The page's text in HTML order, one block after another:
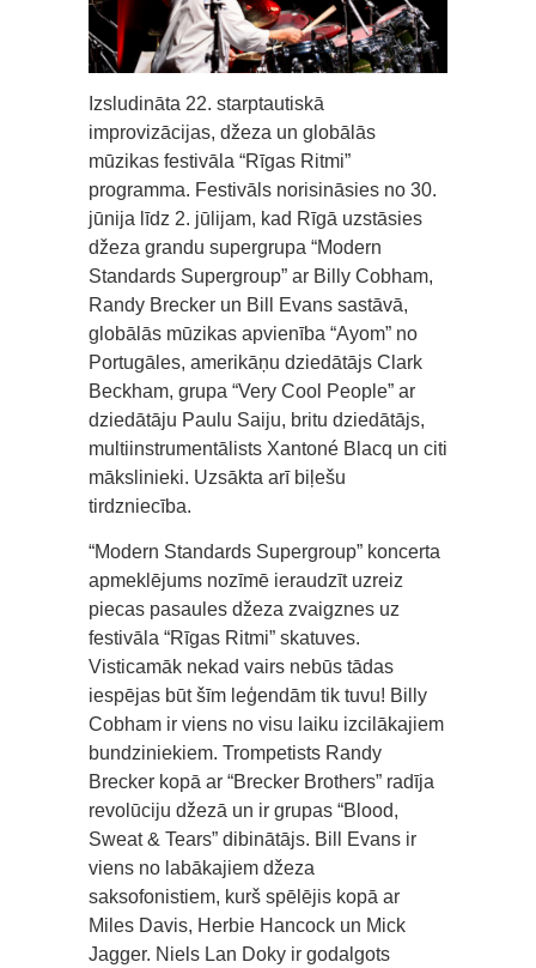
Izsludināta 22. starptautiskā
improvizācijas, džeza un globālās
mūzikas festivāla “Rīgas Ritmi”
programma. Festivāls norisināsies no 30.
jūnija līdz 2. jūlijam, kad Rīgā uzstāsies
džeza grandu supergrupa “Modern
Standards Supergroup” ar Billy Cobham,
Randy Brecker un Bill Evans sastāvā,
globālās mūzikas apvienība “Ayom” no
Portugāles, amerikāņu dziedātājs Clark
Beckham, grupa “Very Cool People” ar
dziedātāju Paulu Saiju, britu dziedātājs,
multiinstrumentālists Xantoné Blacq un citi
mākslinieki. Uzsākta arī biļešu
tirdzniecība.
“Modern Standards Supergroup” koncerta
apmeklējums nozīmē ieraudzīt uzreiz
piecas pasaules džeza zvaigznes uz
festivāla “Rīgas Ritmi” skatuves.
Visticamāk nekad vairs nebūs tādas
iespējas būt šīm leģendām tik tuvu! Billy
Cobham ir viens no visu laiku izcilākajiem
bundziniekiem. Trompetists Randy
Brecker kopā ar “Brecker Brothers” radīja
revolūciju džezā un ir grupas “Blood,
Sweat & Tears” dibinātājs. Bill Evans ir
viens no labākajiem džeza
saksofonistiem, kurš spēlējis kopā ar
Miles Davis, Herbie Hancock un Mick
Jagger. Niels Lan Doky ir godalgots